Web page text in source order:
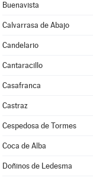
Buenavista
Calvarrasa de Abajo
Candelario
Cantaracillo
Casafranca
Castraz
Cespedosa de Tormes
Coca de Alba
Doñinos de Ledesma